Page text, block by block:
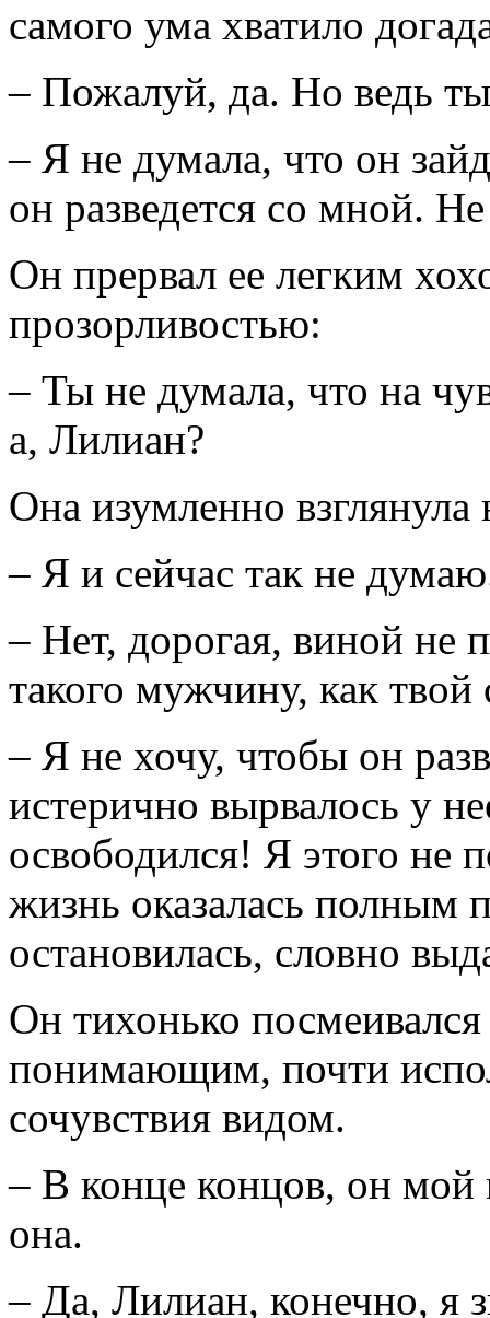
самого ума хватило
– Пожалуй, да. Но ведь
– Я не думала, что он
он разведется со мной.
Он прервал ее легким
прозорливостью:
– Ты не думала, что на
а, Лилиан?
Она изумленно взглянула
– Я и сейчас так не
– Нет, дорогая, виной не
такого мужчину, как твой
– Я не хочу, чтобы он
истерично вырвалось у
освободился! Я этого
жизнь оказалась полным
остановилась, словно
Он тихонько
понимающим, почти
сочувствия видом.
– В конце концов, он
она.
– Да, Лилиан, конечно, я